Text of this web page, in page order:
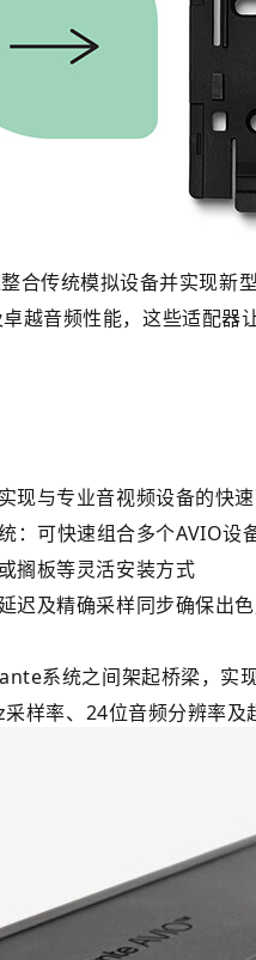
合传统模拟设备并实现新
越音频性能，这些适配器
现与专业音视频设备的快
可快速组合多个AVIO设
搁板等灵活安装方式
迟及精确采样同步确保出
系统之间架起桥梁，实
样率、24位音频分辨率及